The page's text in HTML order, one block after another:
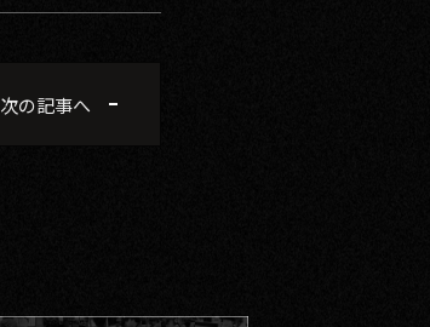
次の記事へ